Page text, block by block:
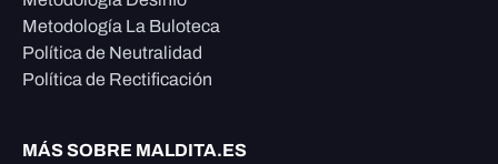
Metodología La Buloteca
Política de Neutralidad
Política de Rectificación
MÁS SOBRE MALDITA.ES